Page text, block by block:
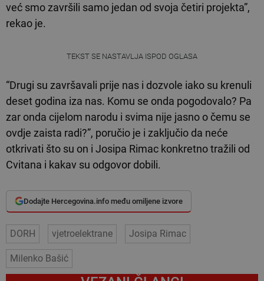
već smo završili samo jedan od svoja četiri projekta”,
rekao je.
TEKST SE NASTAVLJA ISPOD OGLASA
“Drugi su završavali prije nas i dozvole iako su krenuli
deset godina iza nas. Komu se onda pogodovalo? Pa
zar onda cijelom narodu i svima nije jasno o čemu se
ovdje zaista radi?”, poručio je i zaključio da neće
otkrivati što su on i Josipa Rimac konkretno tražili od
Cvitana i kakav su odgovor dobili.
Dodajte Hercegovina.info među omiljene izvore
DORH vjetroelektrane Josipa Rimac
Milenko Bašić